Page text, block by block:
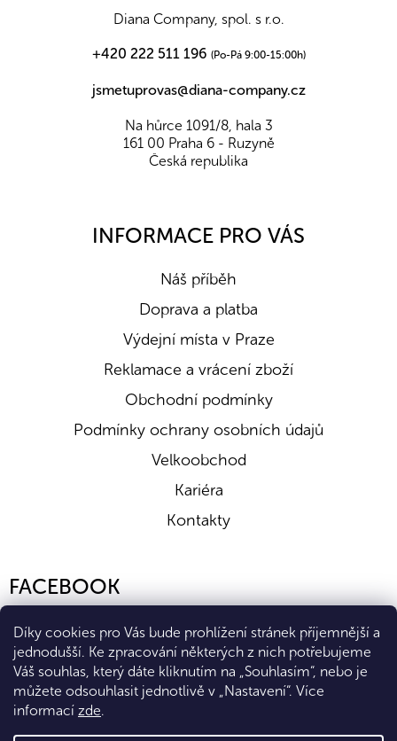
Díky cookies pro Vás bude prohlížení stránek příjemnější a
jednodušší. Ke zpracování některých z nich potřebujeme
Váš souhlas, který dáte kliknutím na „Souhlasím“, nebo je
můžete odsouhlasit jednotlivě v „Nastavení“. Více
informací zde.
Diana Company, spol. s r.o.
+420 222 511 196 (Po-Pá 9:00-15:00h)
jsmetuprovas@diana-company.cz
Na hůrce 1091/8, hala 3
161 00 Praha 6 - Ruzyně
Česká republika
INFORMACE PRO VÁS
Náš příběh
Doprava a platba
Výdejní místa v Praze
Reklamace a vrácení zboží
Obchodní podmínky
Podmínky ochrany osobních údajů
Velkoobchod
Kariéra
Kontakty
FACEBOOK